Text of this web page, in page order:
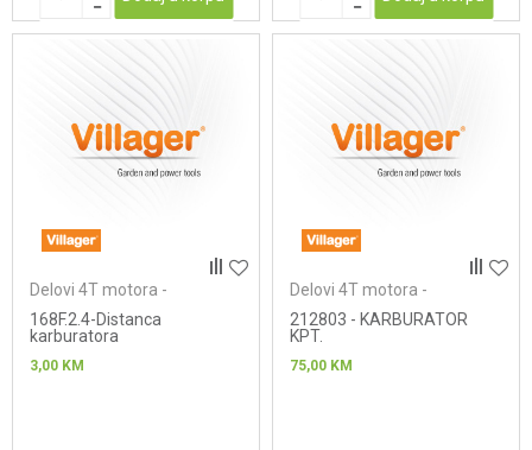
Delovi 4T motora -
168F.2.4-Distanca
karburatora
3,00 KM
Delovi 4T motora -
212803 - KARBURATOR
KPT.
75,00 KM